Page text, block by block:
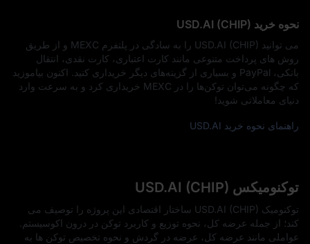
نحوه خرید USD.AI (CHIP)
می‌ توانید USD.AI (CHIP) را به‌ سادگی در پلتفرم MEXC و از طریق
روش‌ های پرداخت متنوعی مانند کارت اعتباری، کارت نقدی، انتقال
بانکی، PayPal و بسیاری از گزینه‌های دیگر خریداری کنید. اکنون بیاموزید
که چگونه می‌توان توکن‌ها را در MEXC خریداری کرد و به‌ سرعت وارد
دنیای معاملاتی شوید!
راهنمای نحوه خرید USD.AI
توکنومیکس USD.AI (CHIP)
توکنومیک USD.AI (CHIP) ساختار اقتصادی این پروژه را توصیف می‌
کند؛ از جمله عرضه کل، نحوه توزیع و کاربرد توکن در درون اکوسیستم.
عواملی مانند عرضه کل، عرضه در گردش و نحوه تخصیص توکن‌ ها به